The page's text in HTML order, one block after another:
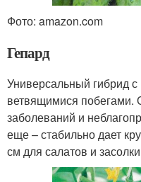
Фото: amazon.com
Гепард
Универсальный гибрид
ветвящимися побегами.
заболеваний и
еще – стабильно дает
см для салатов и